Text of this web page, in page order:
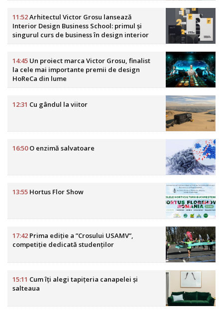
11:52Arhitectul Victor Grosu lansează
Interior Design Business School: primul și
singurul curs de business în design interior
din România
14:45 Un proiect marca Victor Grosu, finalist
la cele mai importante premii de design
HoReCa din lume
12:31 Cu gândul la viitor
16:50O enzimă salvatoare
13:55 Hortus Flor Show
17:42 Prima ediție a ”Crosului USAMV”,
competiție dedicată studenților
15:11 Cum îți alegi tapițeria canapelei și
salteaua